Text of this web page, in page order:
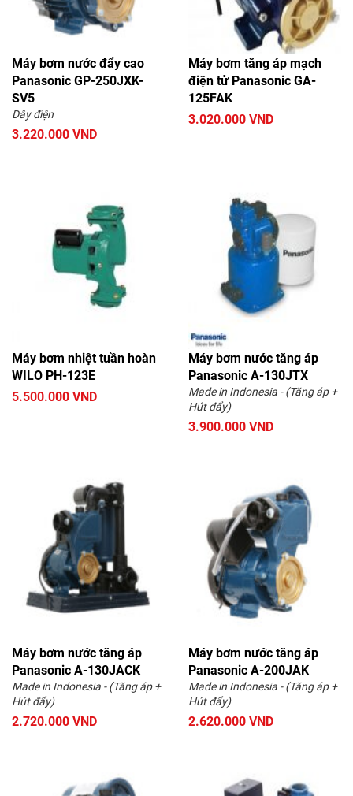
Máy bơm nước đẩy cao
Panasonic GP-250JXK-
SV5
Dây điện
3.220.000 VND
Máy bơm tăng áp mạch
điện tử Panasonic GA-
125FAK
3.020.000 VND
Máy bơm nhiệt tuần hoàn
WILO PH-123E
5.500.000 VND
Máy bơm nước tăng áp
Panasonic A-130JTX
Made in Indonesia - (Tăng áp +
Hút đẩy)
3.900.000 VND
Máy bơm nước tăng áp
Panasonic A-130JACK
Made in Indonesia - (Tăng áp +
Hút đẩy)
2.720.000 VND
Máy bơm nước tăng áp
Panasonic A-200JAK
Made in Indonesia - (Tăng áp +
Hút đẩy)
2.620.000 VND